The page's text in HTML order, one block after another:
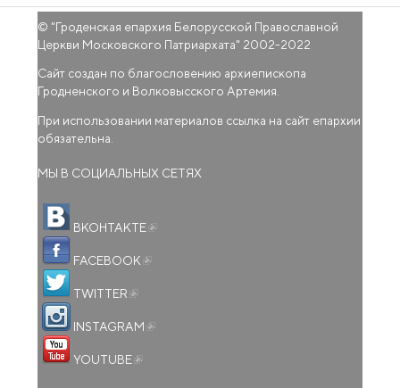
© "Гроденская епархия Белорусской Православной
Церкви Московского Патриархата" 2002-2022
Сайт создан по благословению архиепископа
Гродненского и Волковысского Артемия.
При использовании материалов ссылка на сайт епархии
обязательна.
МЫ В СОЦИАЛЬНЫХ СЕТЯХ
ВКОНТАКТЕ
FACEBOOK
TWITTER
INSTAGRAM
YOUTUBE